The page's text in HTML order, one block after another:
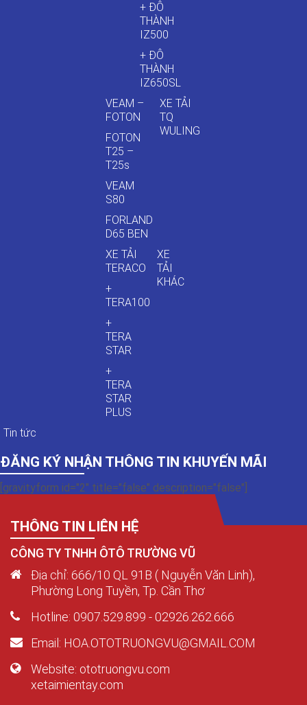
+ ĐÔ
THÀNH
IZ500
+ ĐÔ
THÀNH
IZ650SL
VEAM –
FOTON
FOTON
T25 –
T25s
VEAM
S80
FORLAND
D65 BEN
XE TẢI
TQ
WULING
XE TẢI
TERACO
+
TERA100
+
TERA
STAR
+
TERA
STAR
PLUS
XE
TẢI
KHÁC
Tin tức
ĐĂNG KÝ NHẬN THÔNG TIN KHUYẾN MÃI
[gravityform id="2" title="false" description="false"]
THÔNG TIN LIÊN HỆ
CÔNG TY TNHH ÔTÔ TRƯỜNG VŨ
Địa chỉ: 666/10 QL 91B ( Nguyễn Văn Linh),
Phường Long Tuyền, Tp. Cần Thơ
Hotline: 0907.529.899 - 02926.262.666
Email: HOA.OTOTRUONGVU@GMAIL.COM
Website: ototruongvu.com
xetaimientay.com